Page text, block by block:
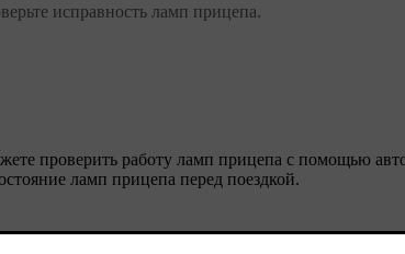
исправность ламп прицепа.
проверить работу ламп прицепа с помощью
ламп прицепа перед поездкой.